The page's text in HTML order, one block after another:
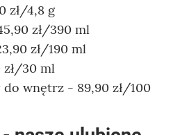
zł/4,8 g
zł/390 ml
zł/190 ml
zł/30 ml
wnętrz - 89,90 zł/100